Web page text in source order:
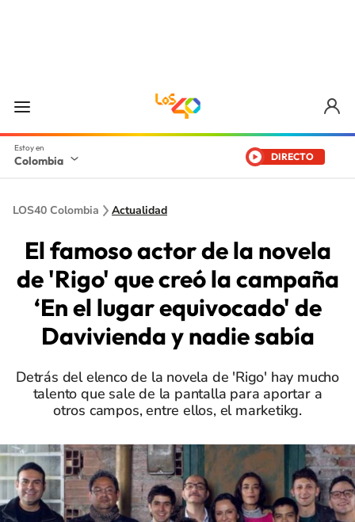
Colombia DIRECTO
LOS40 Colombia Actualidad
El famoso actor de la novela
de 'Rigo' que creó la campaña
‘En el lugar equivocado' de
Davivienda y nadie sabía
Detrás del elenco de la novela de 'Rigo' hay mucho
talento que sale de la pantalla para aportar a
otros campos, entre ellos, el marketikg.